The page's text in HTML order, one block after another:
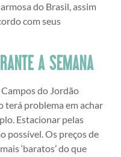
do Brasil, assim
com seus
A SEMANA
do Jordão
terá problema em achar
Estacionar pelas
possível. Os preços de
‘baratos’ do que